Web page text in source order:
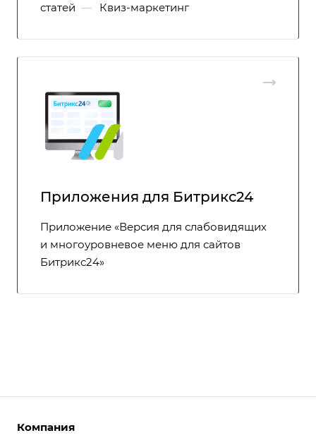
статей — Квиз-маркетинг
Приложения для Битрикс24
Приложение «Версия для слабовидящих
и многоуровневое меню для сайтов
Битрикс24»
Компания